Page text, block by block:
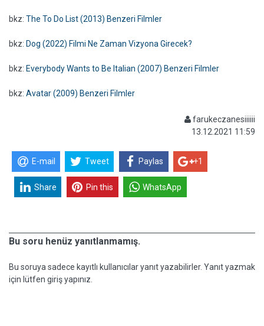
bkz: The To Do List (2013) Benzeri Filmler
bkz: Dog (2022) Filmi Ne Zaman Vizyona Girecek?
bkz: Everybody Wants to Be Italian (2007) Benzeri Filmler
bkz: Avatar (2009) Benzeri Filmler
farukeczanesiiiiii
13.12.2021 11:59
E-mail Tweet Paylas +1
Share Pin this WhatsApp
Bu soru henüz yanıtlanmamış.
Bu soruya sadece kayıtlı kullanıcılar yanıt yazabilirler. Yanıt yazmak
için lütfen giriş yapınız.